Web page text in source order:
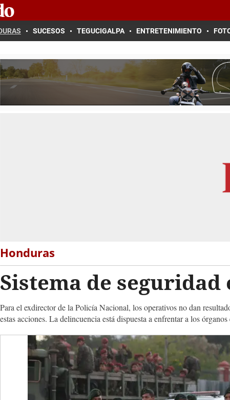
SUCESOS TEGUCIGALPA ENTRETENIMIENTO
Honduras
Sistema de
Para el exdirector de la Policía Nacional, los operativos no dan
estas acciones. La delincuencia está dispuesta a enfrentar a los